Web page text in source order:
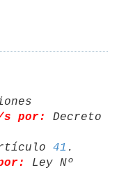
s por:
Decreto
41 .
Ley Nº